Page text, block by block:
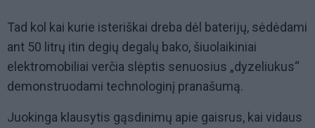
Tad kol kai kurie isteriškai dreba dėl baterijų, sėdėdami
ant 50 litrų itin degių degalų bako, šiuolaikiniai
elektromobiliai verčia slėptis senuosius „dyzeliukus“
demonstruodami technologinį pranašumą.
Juokinga klausytis gąsdinimų apie gaisrus, kai vidaus